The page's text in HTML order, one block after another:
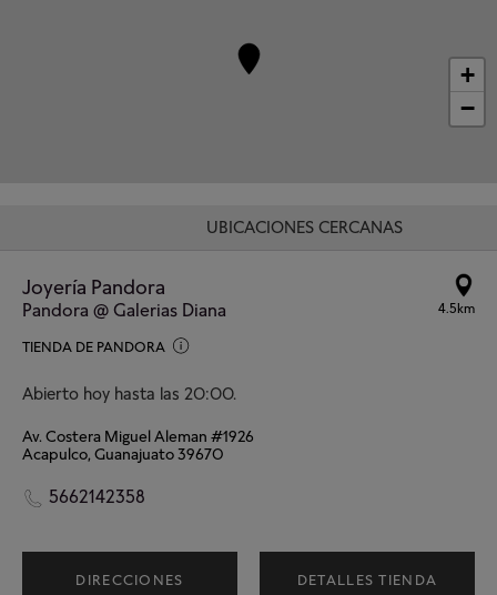
+
−
UBICACIONES CERCANAS
Joyería Pandora
Pandora @ Galerias Diana
TIENDA DE PANDORA
Abierto hoy hasta las 20:00.
4.5km
Av. Costera Miguel Aleman #1926
Acapulco, Guanajuato 39670
5662142358
DIRECCIONES DETALLES TIENDA